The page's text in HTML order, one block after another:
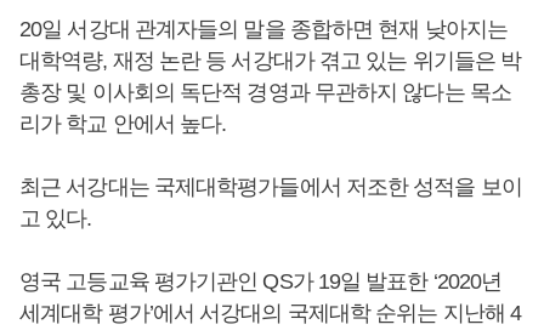
20일 서강대 관계자들의 말을 종합하면 현재 낮아지는
대학역량, 재정 논란 등 서강대가 겪고 있는 위기들은 박
총장 및 이사회의 독단적 경영과 무관하지 않다는 목소
리가 학교 안에서 높다.
최근 서강대는 국제대학평가들에서 저조한 성적을 보이
고 있다.
영국 고등교육 평가기관인 QS가 19일 발표한 ‘2020년
세계대학 평가’에서 서강대의 국제대학 순위는 지난해 4